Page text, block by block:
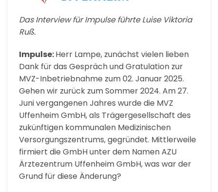
Das Interview für Impulse führte Luise Viktoria
Ruß.
Impulse:Herr Lampe, zunächst vielen lieben
Dank für das Gespräch und Gratulation zur
MVZ-Inbetriebnahme zum 02. Januar 2025.
Gehen wir zurück zum Sommer 2024. Am 27.
Juni vergangenen Jahres wurde die MVZ
Uffenheim GmbH, als Trägergesellschaft des
zukünftigen kommunalen Medizinischen
Versorgungszentrums, gegründet. Mittlerweile
firmiert die GmbH unter dem Namen AZU
Ärztezentrum Uffenheim GmbH, was war der
Grund für diese Änderung?